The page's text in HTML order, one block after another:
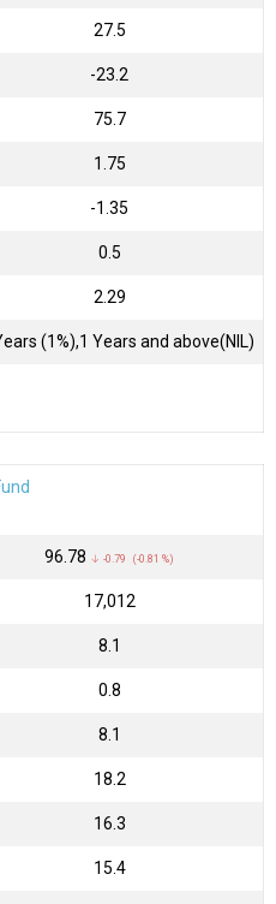
27.5
-23.2
75.7
1.75
-1.35
0.5
2.29
(1%),1 Years and above(NIL)
₹96.78 ↓ -0.79 (-0.81 %)
₹17,012
8.1
0.8
8.1
18.2
16.3
15.4